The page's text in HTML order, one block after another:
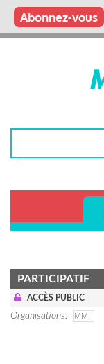
Aller
contenu
Main
Qui sommes nous ?
Vous publiez
Nous publions
Contactez-nous
Abonnez-vous
PARTICIPATIF
ACCÈS PUBLIC
Organisations MMJ